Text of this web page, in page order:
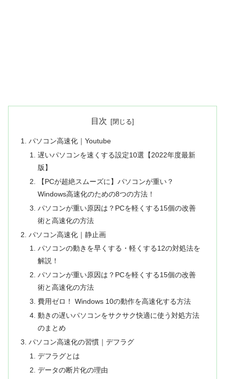
目次
パソコン高速化｜Youtube
遅いパソコンを速くする設定10選【2022年度最新
版】
【PCが超絶スムーズに】パソコンが重い？
Windows高速化のための8つの方法！
パソコンが重い原因は？PCを軽くする15個の改善
術と高速化の方法
パソコン高速化｜静止画
パソコンの動きを早くする・軽くする12の対処法を
解説！
パソコンが重い原因は？PCを軽くする15個の改善
術と高速化の方法
費用ゼロ！ Windows 10の動作を高速化する方法
動きの遅いパソコンをサクサク快適に使う対処方法
のまとめ
パソコン高速化の習慣｜デフラグ
デフラグとは
データの断片化の理由